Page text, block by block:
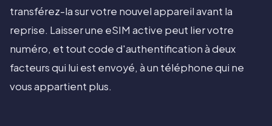
transférez-la sur votre nouvel appareil avant la
reprise. Laisser une eSIM active peut lier votre
numéro, et tout code d'authentification à deux
facteurs qui lui est envoyé, à un téléphone qui ne
vous appartient plus.